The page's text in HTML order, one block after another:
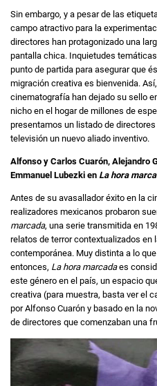
Sin embargo, y a pesar de las
campo atractivo para la
directores han protagonizado una
pantalla chica. Inquietudes
punto de partida para asegurar que
migración creativa es bienvenida.
cinematografía han dejado su sello
nicho en el hogar de millones de
presentamos un listado de
televisión un nuevo aliado inventivo.
Alfonso y Carlos Cuarón, Alejandro
Emmanuel Lubezki en La hora
Antes de su avasallador éxito en la
realizadores mexicanos probaron
marcada, una serie transmitida en
relatos de terror contextualizados en
contemporánea. Muy distinta a lo
entonces, La hora marcadaes
este género en el país, un espacio
creativa (para muestra, basta ver el
por Alfonso Cuarón y basado en la
de directores que comenzaban una